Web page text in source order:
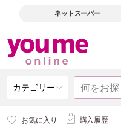
ネットスーパー
カテゴリー
お気に入り 購入履歴